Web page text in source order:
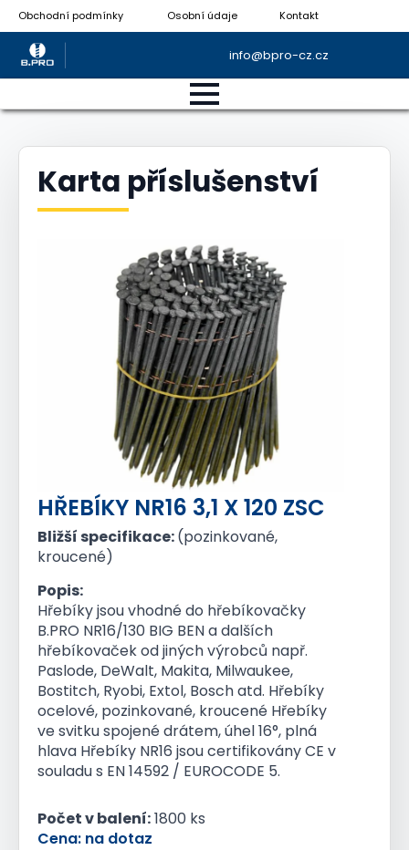
Obchodní podmínky Osobní údaje Kontakt
info@bpro-cz.cz
Karta příslušenství
HŘEBÍKY NR16 3,1 X 120 ZSC
Bližší specifikace:(pozinkované,
kroucené)
Popis:
Hřebíky jsou vhodné do hřebíkovačky
B.PRO NR16/130 BIG BEN a dalších
hřebíkovaček od jiných výrobců např.
Paslode, DeWalt, Makita, Milwaukee,
Bostitch, Ryobi, Extol, Bosch atd. Hřebíky
ocelové, pozinkované, kroucené Hřebíky
ve svitku spojené drátem, úhel 16°, plná
hlava Hřebíky NR16 jsou certifikovány CE v
souladu s EN 14592 / EUROCODE 5.
Počet v balení:1800 ks
Cena: na dotaz